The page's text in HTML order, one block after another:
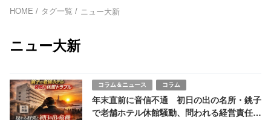
HOME タグ一覧 ニュー大新
ニュー大新
コラム＆ニュース コラム
年末直前に音信不通 初日の出の名所・銚子
で老舗ホテル休館騒動、問われる経営責任と